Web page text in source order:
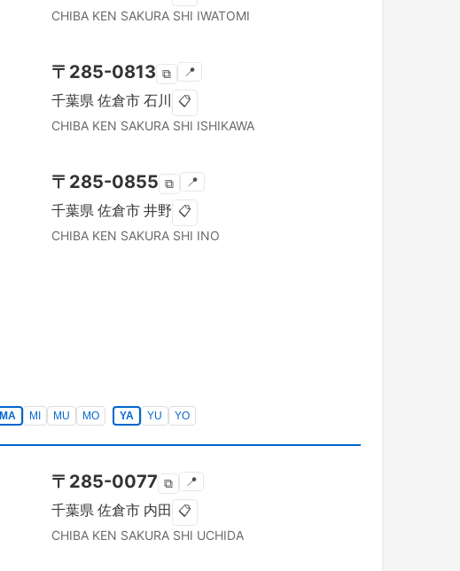
CHIBA KEN SAKURA SHI IWATOMI
〒 285-0813 ⧉ 📍
千葉県 佐倉市 石川 📋
CHIBA KEN SAKURA SHI ISHIKAWA
〒 285-0855 ⧉ 📍
千葉県 佐倉市 井野 📋
CHIBA KEN SAKURA SHI INO
MA MI MU MO YA YU YO
〒 285-0077 ⧉ 📍
千葉県 佐倉市 内田 📋
CHIBA KEN SAKURA SHI UCHIDA